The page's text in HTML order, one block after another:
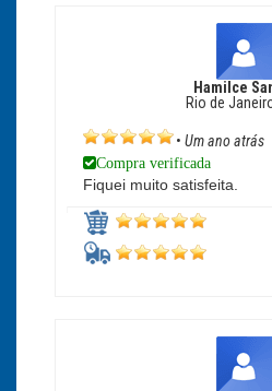
Hamilce
Rio de
• Um ano atrás
Compra verificada
Fiquei muito satisfeita.